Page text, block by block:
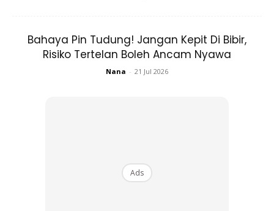
Bahaya Pin Tudung! Jangan Kepit Di Bibir,
Risiko Tertelan Boleh Ancam Nyawa
Nana - 21 Jul 2026
Ads